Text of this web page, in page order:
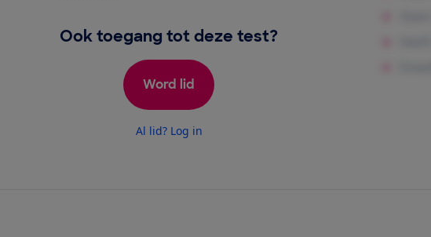
Ook toegang tot deze test?
Word lid
Al lid? Log in